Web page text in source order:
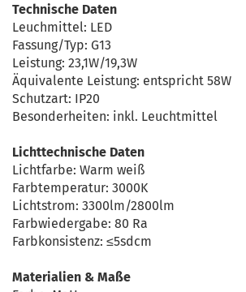
Technische Daten
Leuchmittel: LED
Fassung/Typ: G13
Leistung: 23,1W/19,3W
Äquivalente Leistung: entspricht 58W
Schutzart: IP20
Besonderheiten: inkl. Leuchtmittel
Lichttechnische Daten
Lichtfarbe: Warm weiß
Farbtemperatur: 3000K
Lichtstrom: 3300lm/2800lm
Farbwiedergabe: 80 Ra
Farbkonsistenz: ≤5sdcm
Materialien & Maße